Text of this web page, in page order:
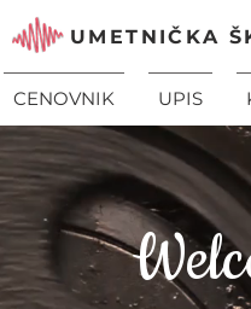
UMETNIČKA
CENOVNIK UPIS